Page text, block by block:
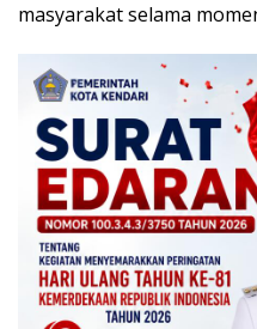
masyarakat selama